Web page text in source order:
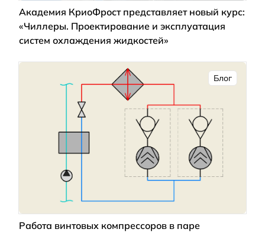
Академия КриоФрост представляет новый курс:
«Чиллеры. Проектирование и эксплуатация
систем охлаждения жидкостей»
Блог
Работа винтовых компрессоров в паре